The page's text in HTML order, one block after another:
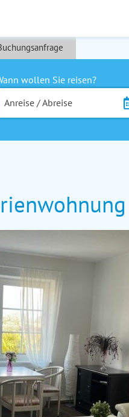
wollen Sie reisen?
Anreise / Abreise